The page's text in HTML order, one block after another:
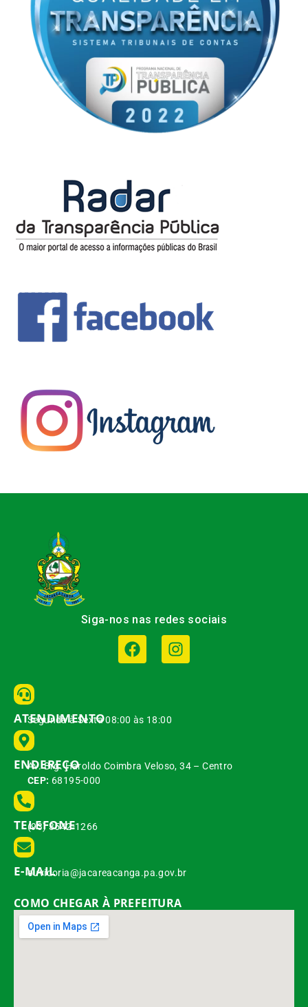
Siga-nos nas redes sociais
ATENDIMENTO
Segunda à Sexta 08:00 às 18:00
ENDEREÇO
Av. Brg. Haroldo Coimbra Veloso, 34 – Centro
CEP: 68195-000
TELEFONE
(93) 3542-1266
E-MAIL
ouvidoria@jacareacanga.pa.gov.br
COMO CHEGAR À PREFEITURA